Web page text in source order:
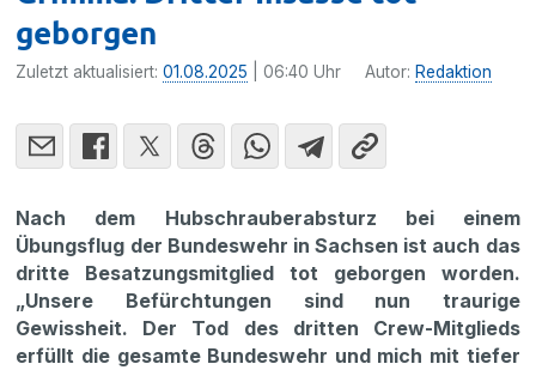
geborgen
Zuletzt aktualisiert:01.08.2025 | 06:40 Uhr Autor: Redaktion
Nach dem Hubschrauberabsturz bei einem
Übungsflug der Bundeswehr in Sachsen ist auch das
dritte Besatzungsmitglied tot geborgen worden.
„Unsere Befürchtungen sind nun traurige
Gewissheit. Der Tod des dritten Crew-Mitglieds
erfüllt die gesamte Bundeswehr und mich mit tiefer